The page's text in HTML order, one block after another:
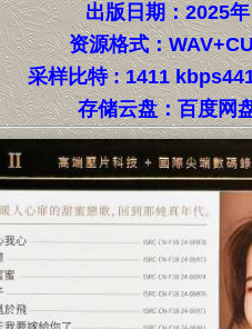
出版日期：2025年
资源格式：
采样比特 : 1411
存储云盘：百度网